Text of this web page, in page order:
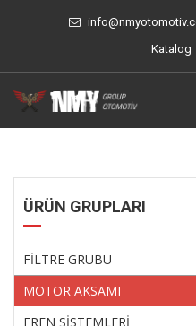
Katalog
ÜRÜN GRUPLARI
FİLTRE GRUBU
MOTOR AKSAMI
FREN SİSTEMLERİ